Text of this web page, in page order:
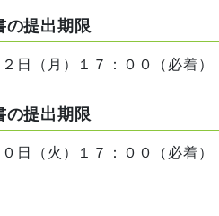
提出期限
日（月）１７：００（必着）
提出期限
日（火）１７：００（必着）